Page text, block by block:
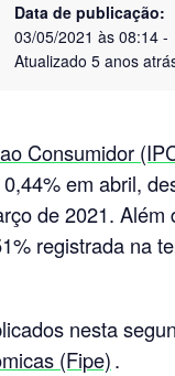
Data de publicação:
03/05/2021 às 08:14 -
Atualizado 5 anos
Consumidor
em abril,
de 2021.
registrada na
nesta
(Fipe).